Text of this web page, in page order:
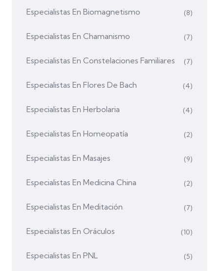
Especialistas En Biomagnetismo (8)
Especialistas En Chamanismo (7)
Especialistas En Constelaciones Familiares (7)
Especialistas En Flores De Bach (4)
Especialistas En Herbolaria (4)
Especialistas En Homeopatía (2)
Especialistas En Masajes (9)
Especialistas En Medicina China (2)
Especialistas En Meditación (7)
Especialistas En Oráculos (10)
Especialistas En PNL (5)